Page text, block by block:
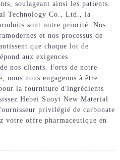
soulageant ainsi les patients.
Technology Co., Ltd., la
sont notre priorité. Nos
et nos processus de
que chaque lot de
aux exigences
nos clients. Forts de notre
nous nous engageons à être
la fourniture d'ingrédients
Hebei Suoyi New Material
privilégié de carbonate
votre offre pharmaceutique en